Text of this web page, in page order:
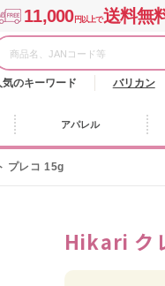
11,000円以上で送料無
気のキーワード バリカン
アパレル
プレコ 15g
Hikari ク